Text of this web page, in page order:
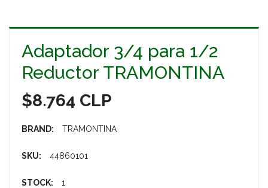
Adaptador 3/4 para 1/2
Reductor TRAMONTINA
$8.764 CLP
BRAND: TRAMONTINA
SKU: 44860101
STOCK: 1